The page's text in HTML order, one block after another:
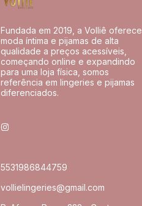
Fundada em 2019, a Volliê oferece
moda íntima e pijamas de alta
qualidade a preços acessíveis,
começando online e expandindo
para uma loja física, somos
referência em lingeries e pijamas
diferenciados.
5531986844759
vollielingeries@gmail.com